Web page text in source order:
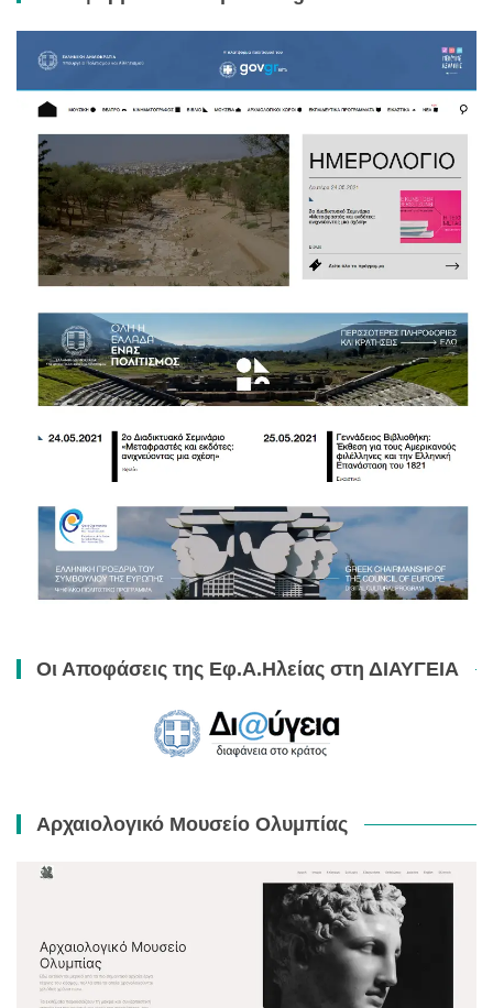
Οι Αποφάσεις της Εφ.Α.Ηλείας στη ΔΙΑΥΓΕΙΑ
Αρχαιολογικό Μουσείο Ολυμπίας